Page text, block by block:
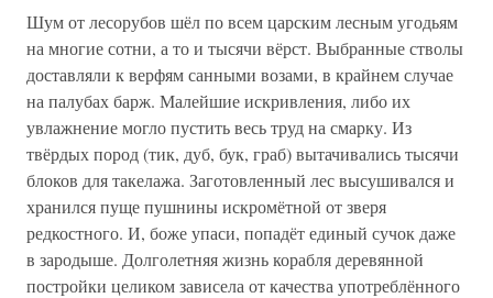
Шум от лесорубов шёл по всем царским лесным угодьям
на многие сотни, а то и тысячи вёрст. Выбранные стволы
доставляли к верфям санными возами, в крайнем случае
на палубах барж. Малейшие искривления, либо их
увлажнение могло пустить весь труд на смарку. Из
твёрдых пород (тик, дуб, бук, граб) вытачивались тысячи
блоков для такелажа. Заготовленный лес высушивался и
хранился пуще пушнины искромётной от зверя
редкостного. И, боже упаси, попадёт единый сучок даже
в зародыше. Долголетняя жизнь корабля деревянной
постройки целиком зависела от качества употреблённого